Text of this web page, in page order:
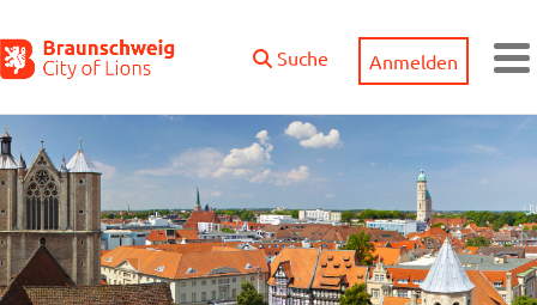
Suche
Anmelden